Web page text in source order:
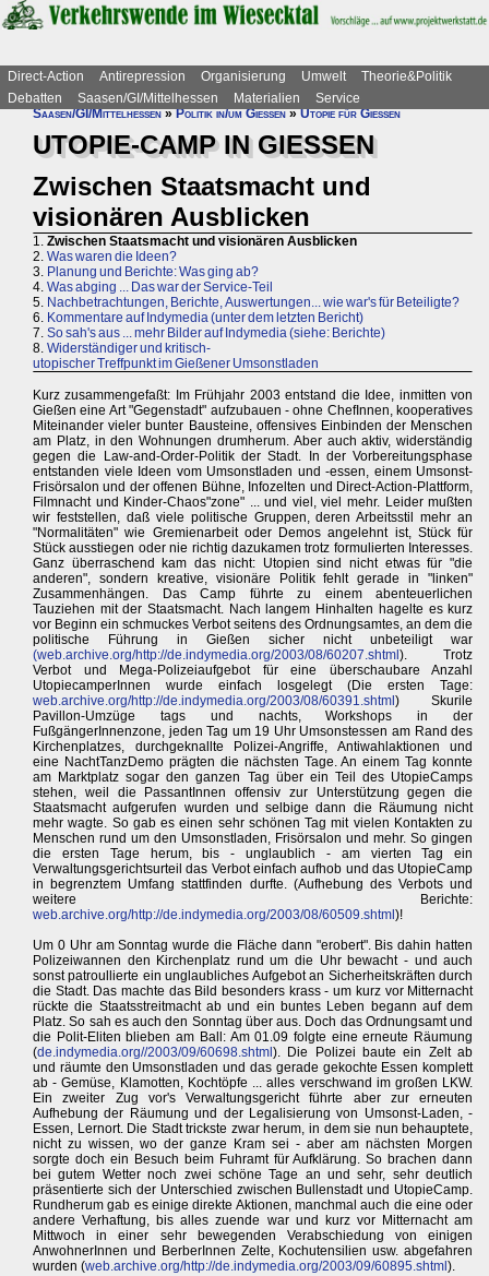
Direct-Action Antirepression Organisierung Umwelt
Theorie&Politik
Debatten
Saasen/GI/Mittelhessen Materialien
Service
Saasen/GI/Mittelhessen»Politik in/um Gießen»Utopie für Gießen
UTOPIE-CAMP IN GIESSEN
Zwischen Staatsmacht und
visionären Ausblicken
1. Zwischen Staatsmacht und visionären Ausblicken
2. Was waren die Ideen?
3. Planung und Berichte: Was ging ab?
4. Was abging ... Das war der Service-Teil
5. Nachbetrachtungen, Berichte, Auswertungen... wie war's für Beteiligte?
6. Kommentare auf Indymedia (unter dem letzten Bericht)
7. So sah's aus ... mehr Bilder auf Indymedia (siehe: Berichte)
8. Widerständiger und kritisch-
utopischer Treffpunkt im Gießener Umsonstladen
Kurz zusammengefaßt: Im Frühjahr 2003 entstand die Idee, inmitten von
Gießen eine Art "Gegenstadt" aufzubauen - ohne ChefInnen, kooperatives
Miteinander vieler bunter Bausteine, offensives Einbinden der Menschen
am Platz, in den Wohnungen drumherum. Aber auch aktiv, widerständig
gegen die Law-and-Order-Politik der Stadt. In der Vorbereitungsphase
entstanden viele Ideen vom Umsonstladen und -essen, einem Umsonst-
Frisörsalon und der offenen Bühne, Infozelten und Direct-Action-Plattform,
Filmnacht und Kinder-Chaos"zone" ... und viel, viel mehr. Leider mußten
wir feststellen, daß viele politische Gruppen, deren Arbeitsstil mehr an
"Normalitäten" wie Gremienarbeit oder Demos angelehnt ist, Stück für
Stück ausstiegen oder nie richtig dazukamen trotz formulierten Interesses.
Ganz überraschend kam das nicht: Utopien sind nicht etwas für "die
anderen", sondern kreative, visionäre Politik fehlt gerade in "linken"
Zusammenhängen. Das Camp führte zu einem abenteuerlichen
Tauziehen mit der Staatsmacht. Nach langem Hinhalten hagelte es kurz
vor Beginn ein schmuckes Verbot seitens des Ordnungsamtes, an dem die
politische Führung in Gießen sicher nicht unbeteiligt war
(web.archive.org/http://de.indymedia.org/2003/08/60207.shtml ). Trotz
Verbot und Mega-Polizeiaufgebot für eine überschaubare Anzahl
UtopiecamperInnen wurde einfach losgelegt (Die ersten Tage:
web.archive.org/http://de.indymedia.org/2003/08/60391.shtml ) Skurile
Pavillon-Umzüge tags und nachts, Workshops in der
FußgängerInnenzone, jeden Tag um 19 Uhr Umsonstessen am Rand des
Kirchenplatzes, durchgeknallte Polizei-Angriffe, Antiwahlaktionen und
eine NachtTanzDemo prägten die nächsten Tage. An einem Tag konnte
am Marktplatz sogar den ganzen Tag über ein Teil des UtopieCamps
stehen, weil die PassantInnen offensiv zur Unterstützung gegen die
Staatsmacht aufgerufen wurden und selbige dann die Räumung nicht
mehr wagte. So gab es einen sehr schönen Tag mit vielen Kontakten zu
Menschen rund um den Umsonstladen, Frisörsalon und mehr. So gingen
die ersten Tage herum, bis - unglaublich - am vierten Tag ein
Verwaltungsgerichtsurteil das Verbot einfach aufhob und das UtopieCamp
in begrenztem Umfang stattfinden durfte. (Aufhebung des Verbots und
weitere Berichte:
web.archive.org/http://de.indymedia.org/2003/08/60509.shtml )!
Um 0 Uhr am Sonntag wurde die Fläche dann "erobert". Bis dahin hatten
Polizeiwannen den Kirchenplatz rund um die Uhr bewacht - und auch
sonst patroullierte ein unglaubliches Aufgebot an Sicherheitskräften durch
die Stadt. Das machte das Bild besonders krass - um kurz vor Mitternacht
rückte die Staatsstreitmacht ab und ein buntes Leben begann auf dem
Platz. So sah es auch den Sonntag über aus. Doch das Ordnungsamt und
die Polit-Eliten blieben am Ball: Am 01.09 folgte eine erneute Räumung
(de.indymedia.org//2003/09/60698.shtml ). Die Polizei baute ein Zelt ab
und räumte den Umsonstladen und das gerade gekochte Essen komplett
ab - Gemüse, Klamotten, Kochtöpfe ... alles verschwand im großen LKW.
Ein zweiter Zug vor's Verwaltungsgericht führte aber zur erneuten
Aufhebung der Räumung und der Legalisierung von Umsonst-Laden, -
Essen, Lernort. Die Stadt trickste zwar herum, in dem sie nun behauptete,
nicht zu wissen, wo der ganze Kram sei - aber am nächsten Morgen
sorgte doch ein Besuch beim Fuhramt für Aufklärung. So brachen dann
bei gutem Wetter noch zwei schöne Tage an und sehr, sehr deutlich
präsentierte sich der Unterschied zwischen Bullenstadt und UtopieCamp.
Rundherum gab es einige direkte Aktionen, manchmal auch die eine oder
andere Verhaftung, bis alles zuende war und kurz vor Mitternacht am
Mittwoch in einer sehr bewegenden Verabschiedung von einigen
AnwohnerInnen und BerberInnen Zelte, Kochutensilien usw. abgefahren
wurden (web.archive.org/http://de.indymedia.org/2003/09/60895.shtml ).